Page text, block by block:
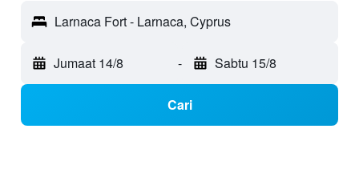
Larnaca Fort - Larnaca, Cyprus
Jumaat 14/8 - Sabtu 15/8
Cari